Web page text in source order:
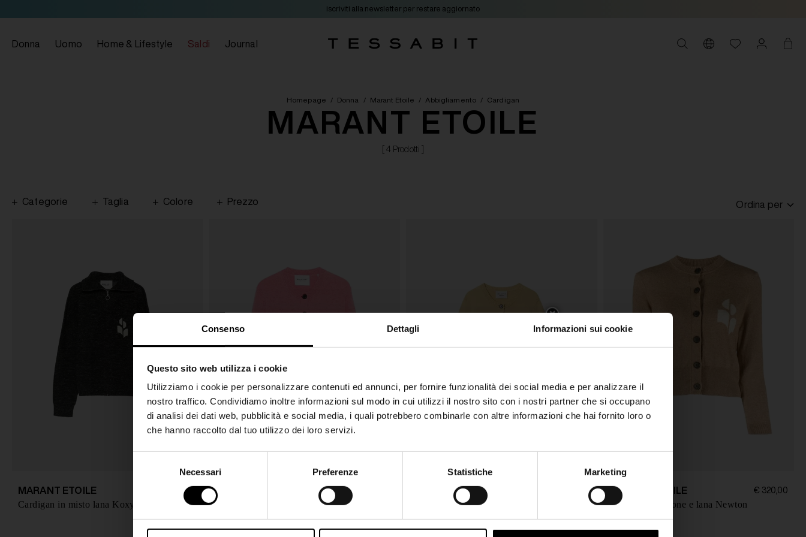
Consenso Dettagli Informazioni sui cookie
Questo sito web utilizza i cookie
Utilizziamo i cookie per personalizzare contenuti ed annunci, per fornire funzionalità dei social media e per analizzare il
nostro traffico. Condividiamo inoltre informazioni sul modo in cui utilizzi il nostro sito con i nostri partner che si occupano
di analisi dei dati web, pubblicità e social media, i quali potrebbero combinarle con altre informazioni che hai fornito loro o
che hanno raccolto dal tuo utilizzo dei loro servizi.
Necessari Preferenze Statistiche Marketing
iscriviti alla newsletter per restare aggiornato
Donna Uomo Home & Lifestyle Saldi Journal
Homepage / Donna / Marant Etoile / Abbigliamento / Cardigan
MARANT ETOILE
[ 4 Prodotti ]
Categorie Taglia Colore Prezzo Ordina per
MARANT ETOILE € 450,00
Cardigan in misto lana Koxy
MARANT ETOILE
Cardigan in cotone e lana Newton -40%
MARANT ETOILE € 320,00
€ 192,00
MARANT ETOILE € 320,00
Cardigan in cotone e lana Newton
SHIPPING TO UNITED STATES?
The shipping costs and items price are based on
destination country
Join the Club